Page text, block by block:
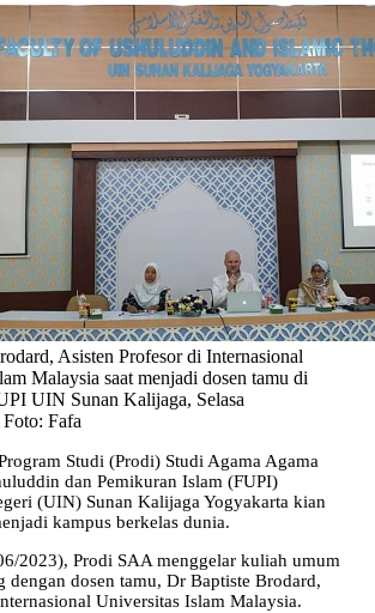
Asisten Profesor di Internasional
Malaysia saat menjadi dosen tamu di
UIN Sunan Kalijaga, Selasa
Fafa
Studi (Prodi) Studi Agama Agama
dan Pemikuran Islam (FUPI)
(UIN) Sunan Kalijaga Yogyakarta kian
kampus berkelas dunia.
2023), Prodi SAA menggelar kuliah umum
dengan dosen tamu, Dr Baptiste Brodard,
Universitas Islam Malaysia.